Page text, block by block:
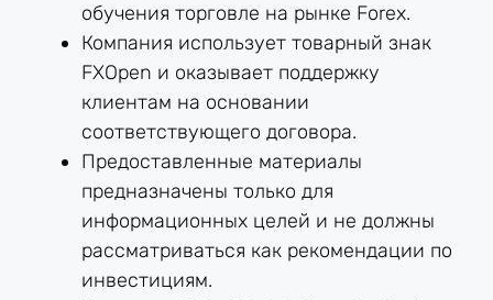
обучения торговле на рынке Forex.
Компания использует товарный знак
FXOpen и оказывает поддержку
клиентам на основании
соответствующего договора.
Предоставленные материалы
предназначены только для
информационных целей и не должны
рассматриваться как рекомендации по
инвестициям.